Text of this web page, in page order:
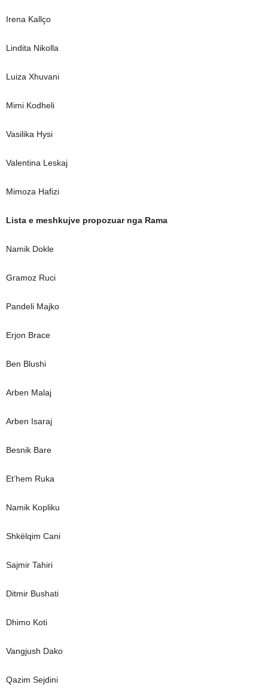
Irena Kallço
Lindita Nikolla
Luiza Xhuvani
Mimi Kodheli
Vasilika Hysi
Valentina Leskaj
Mimoza Hafizi
Lista e meshkujve propozuar nga Rama
Namik Dokle
Gramoz Ruci
Pandeli Majko
Erjon Brace
Ben Blushi
Arben Malaj
Arben Isaraj
Besnik Bare
Et’hem Ruka
Namik Kopliku
Shkëlqim Cani
Sajmir Tahiri
Ditmir Bushati
Dhimo Koti
Vangjush Dako
Qazim Sejdini